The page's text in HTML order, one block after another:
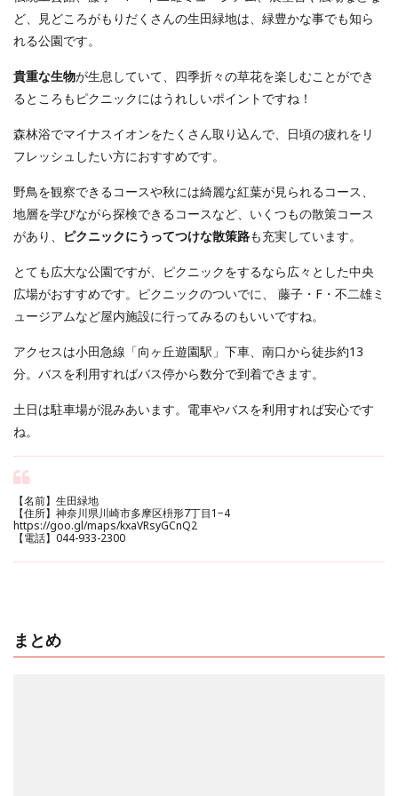
ど、見どころがもりだくさんの生田緑地は、緑豊かな事でも知ら
れる公園です。
貴重な生物が生息していて、四季折々の草花を楽しむことができ
るところもピクニックにはうれしいポイントですね！
森林浴でマイナスイオンをたくさん取り込んで、日頃の疲れをリ
フレッシュしたい方におすすめです。
野鳥を観察できるコースや秋には綺麗な紅葉が見られるコース、
地層を学びながら探検できるコースなど、いくつもの散策コース
があり、
ピクニックにうってつけな散策路も充実しています。
とても広大な公園ですが、ピクニックをするなら広々とした中央
広場がおすすめです。ピクニックのついでに、 藤子・F・不二雄ミ
ュージアムなど屋内施設に行ってみるのもいいですね。
アクセスは小田急線「向ヶ丘遊園駅」下車、南口から徒歩約13
分。バスを利用すればバス停から数分で到着できます。
土日は駐車場が混みあいます。電車やバスを利用すれば安心です
ね。
【名前】生田緑地
【住所】神奈川県川崎市多摩区枡形7丁目1−4
https://goo.gl/maps/kxaVRsyGCnQ2
【電話】044-933-2300
まとめ